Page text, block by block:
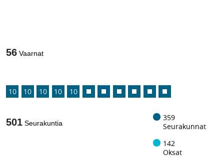
56 Vaarnat
10 10 10 10 10
501 Seurakuntia
359
Seurakunnat
142
Oksat